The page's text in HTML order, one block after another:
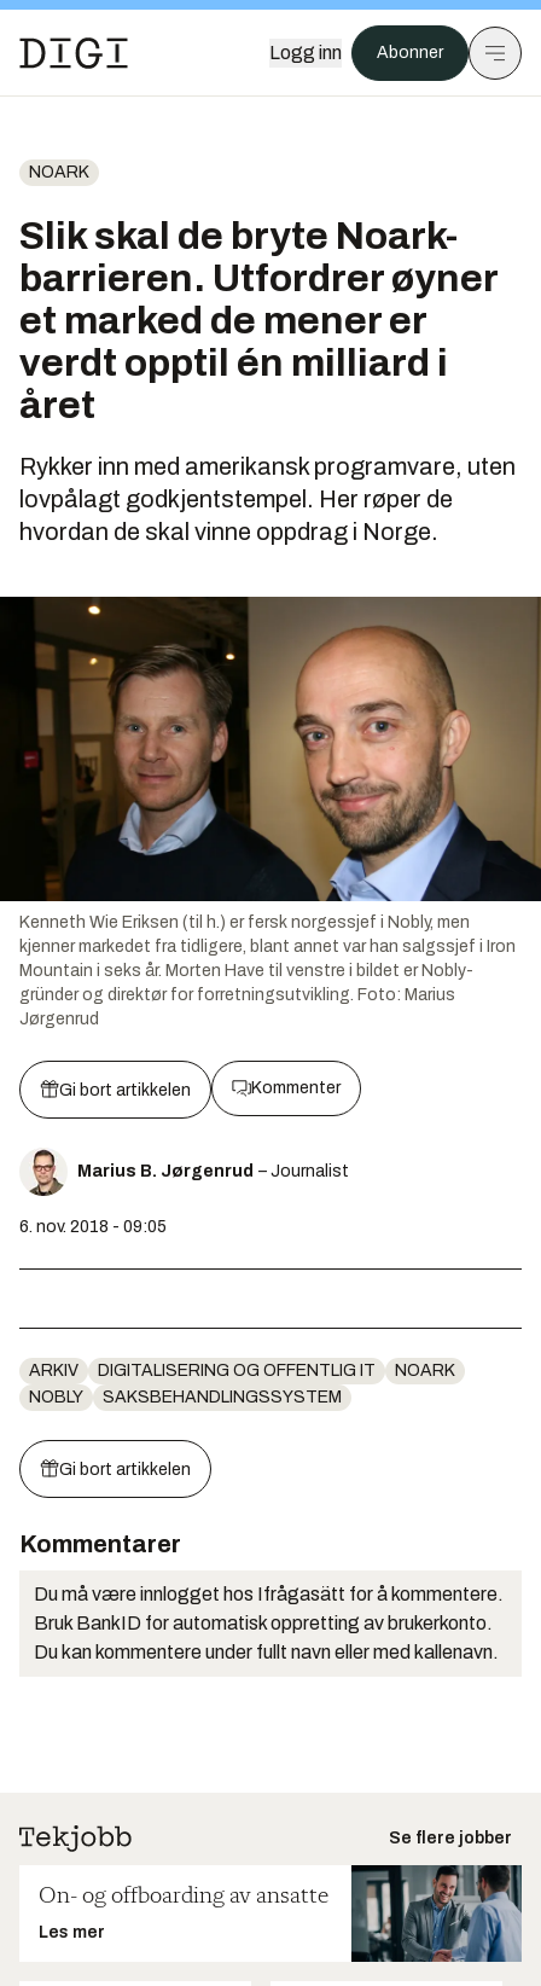
Logg inn Abonner
NOARK
Slik skal de bryte Noark-
barrieren. Utfordrer øyner
et marked de mener er
verdt opptil én milliard i
året
Rykker inn med amerikansk programvare, uten
lovpålagt godkjentstempel. Her røper de
hvordan de skal vinne oppdrag i Norge.
Kenneth Wie Eriksen (til h.) er fersk norgessjef i Nobly, men
kjenner markedet fra tidligere, blant annet var han salgssjef i Iron
Mountain i seks år. Morten Have til venstre i bildet er Nobly-
gründer og direktør for forretningsutvikling. Foto: Marius
Jørgenrud
Gi bort artikkelen Kommenter
Marius B. Jørgenrud – Journalist
6. nov. 2018 - 09:05
ARKIV DIGITALISERING OG OFFENTLIG IT
NOARK
NOBLY
SAKSBEHANDLINGSSYSTEM
Gi bort artikkelen
Kommentarer
Du må være innlogget hos Ifrågasätt for å kommentere.
Bruk BankID for automatisk oppretting av brukerkonto.
Du kan kommentere under fullt navn eller med kallenavn.
Se flere jobber
On- og offboarding av ansatte
Les mer